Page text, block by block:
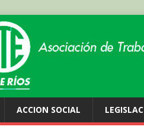
ACCION SOCIAL